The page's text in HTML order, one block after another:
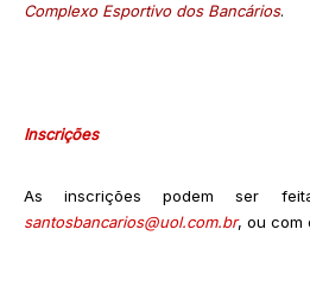
Complexo Esportivo dos Bancários.
Inscrições
As inscrições podem ser
santosbancarios@uol.com.br, ou com